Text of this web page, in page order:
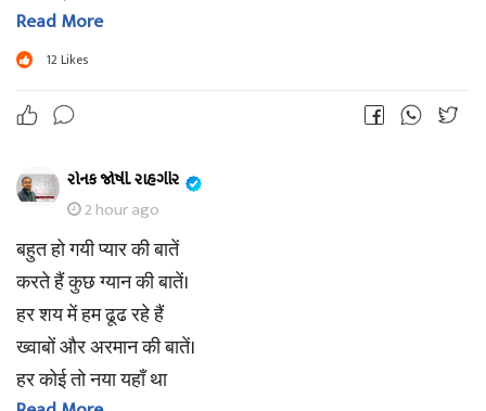
फिर करते क्यूँ अनुभव की बातें।
चेहरे का हर भाव देखा
फिर करते क्यूँ अनजान की बातें।
तो क्या है कर्म से हीन
फिर क्या है संग्यान की बातें
तो फिर क्या है ग्यान की बातें।।।।
Read More
12Likes
રોનક જોષી. રાહગીર
2 hour ago
बहुत हो गयी प्यार की बातें
करते हैं कुछ ग्यान की बातें।
हर शय में हम ढूढ रहे हैं
ख्वाबों और अरमान की बातें।
हर कोई तो नया यहाँ था